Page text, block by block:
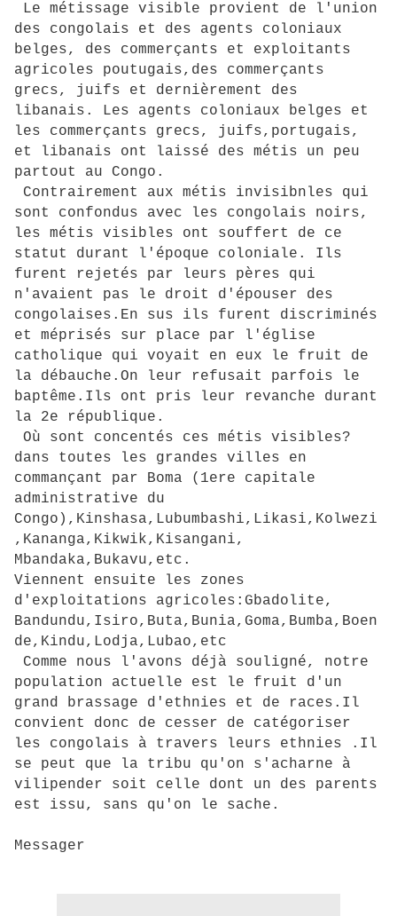
Le métissage visible provient de l'union
des congolais et des agents coloniaux
belges, des commerçants et exploitants
agricoles poutugais,des commerçants
grecs, juifs et dernièrement des
libanais. Les agents coloniaux belges et
les commerçants grecs, juifs,portugais,
et libanais ont laissé des métis un peu
partout au Congo.
Contrairement aux métis invisibnles qui
sont confondus avec les congolais noirs,
les métis visibles ont souffert de ce
statut durant l'époque coloniale. Ils
furent rejetés par leurs pères qui
n'avaient pas le droit d'épouser des
congolaises.En sus ils furent discriminés
et méprisés sur place par l'église
catholique qui voyait en eux le fruit de
la débauche.On leur refusait parfois le
baptême.Ils ont pris leur revanche durant
la 2e république.
Où sont concentés ces métis visibles?
dans toutes les grandes villes en
commançant par Boma (1ere capitale
administrative du
Congo),Kinshasa,Lubumbashi,Likasi,Kolwezi
,Kananga,Kikwik,Kisangani,
Mbandaka,Bukavu,etc.
Viennent ensuite les zones
d'exploitations agricoles:Gbadolite,
Bandundu,Isiro,Buta,Bunia,Goma,Bumba,Boen
de,Kindu,Lodja,Lubao,etc
Comme nous l'avons déjà souligné, notre
population actuelle est le fruit d'un
grand brassage d'ethnies et de races.Il
convient donc de cesser de catégoriser
les congolais à travers leurs ethnies .Il
se peut que la tribu qu'on s'acharne à
vilipender soit celle dont un des parents
est issu, sans qu'on le sache.
Messager